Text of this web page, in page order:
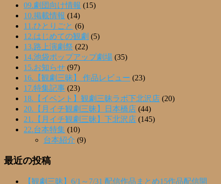
09.劇団向け情報 (15)
10.掲載情報 (14)
11.ひとりごと (6)
12.はじめての観劇 (5)
13.路上演劇祭 (22)
14.池袋ポップアップ劇場 (35)
15.お知らせ (97)
16.【観劇三昧】 作品レビュー (23)
17.特集記事 (23)
18.【イベント】観劇三昧ラボ下北沢店 (20)
20.【月イチ観劇三昧】日本橋店 (44)
21.【月イチ観劇三昧】下北沢店 (145)
22.台本特集 (10)
台本紹介 (9)
最近の投稿
【観劇三昧】6/1～7/31 配信作品まとめ15作品配信開